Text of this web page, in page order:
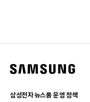
삼성전자 뉴스룸 운영 정책